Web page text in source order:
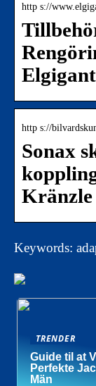
http s://
http s://
Sonax
Keywords:
TRENDER
Guide til at
Perfekte
Män